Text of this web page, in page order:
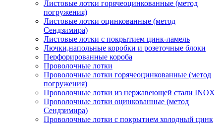
Листовые лотки горячеоцинкованные (метод
погружения)
Листовые лотки оцинкованные (метод
Сендзимира)
Листовые лотки с покрытием цинк-ламель
Лючки,напольные коробки и розеточные блоки
Перфорированные короба
Проволочные лотки
Проволочные лотки горячеоцинкованные (метод
погружения)
Проволочные лотки из нержавеющей стали INOX
Проволочные лотки оцинкованные (метод
Сендзимира)
Проволочные лотки с покрытием холодный цинк